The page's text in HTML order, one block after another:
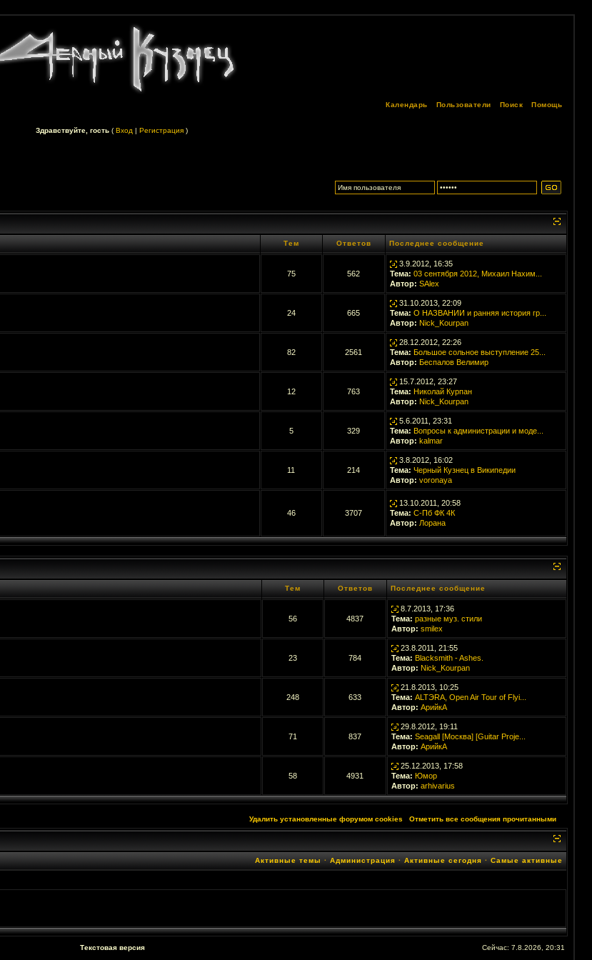
Помощь
Поиск
Пользователи
Календарь
Здравствуйте, гость (Вход |Регистрация )
Тем Ответов Последнее сообщение
75 562
3.9.2012, 16:35
Тема: 03 сентября 2012, Михаил Нахим...
Автор: SAlex
24 665
31.10.2013, 22:09
Тема: О НАЗВАНИИ и ранняя история гр...
Автор: Nick_Kourpan
82 2561
28.12.2012, 22:26
Тема: Большое сольное выступление 25...
Автор: Беспалов Велимир
12 763
15.7.2012, 23:27
Тема: Николай Курпан
Автор: Nick_Kourpan
5 329
5.6.2011, 23:31
Тема: Вопросы к администрации и моде...
Автор: kalmar
11 214
3.8.2012, 16:02
Тема: Черный Кузнец в Википедии
Автор: voronaya
46 3707
13.10.2011, 20:58
Тема: С-Пб ФК 4К
Автор: Лорана
Тем Ответов Последнее сообщение
56 4837
8.7.2013, 17:36
Тема: разные муз. стили
Автор: smilex
23 784
23.8.2011, 21:55
Тема: Blacksmith - Ashes.
Автор: Nick_Kourpan
248 633
21.8.2013, 10:25
Тема: ALTЭRA, Open Air Tour of Flyi...
Автор: АрийкА
71 837
29.8.2012, 19:11
Тема: Seagall [Москва] [Guitar Proje...
Автор: АрийкА
58 4931
25.12.2013, 17:58
Тема: Юмор
Автор: arhivarius
Удалить установленные форумом cookies ·Отметить все сообщения прочитанными
Активные темы · Администрация · Активные сегодня · Самые активные
Текстовая версия Сейчас: 7.8.2026, 20:31